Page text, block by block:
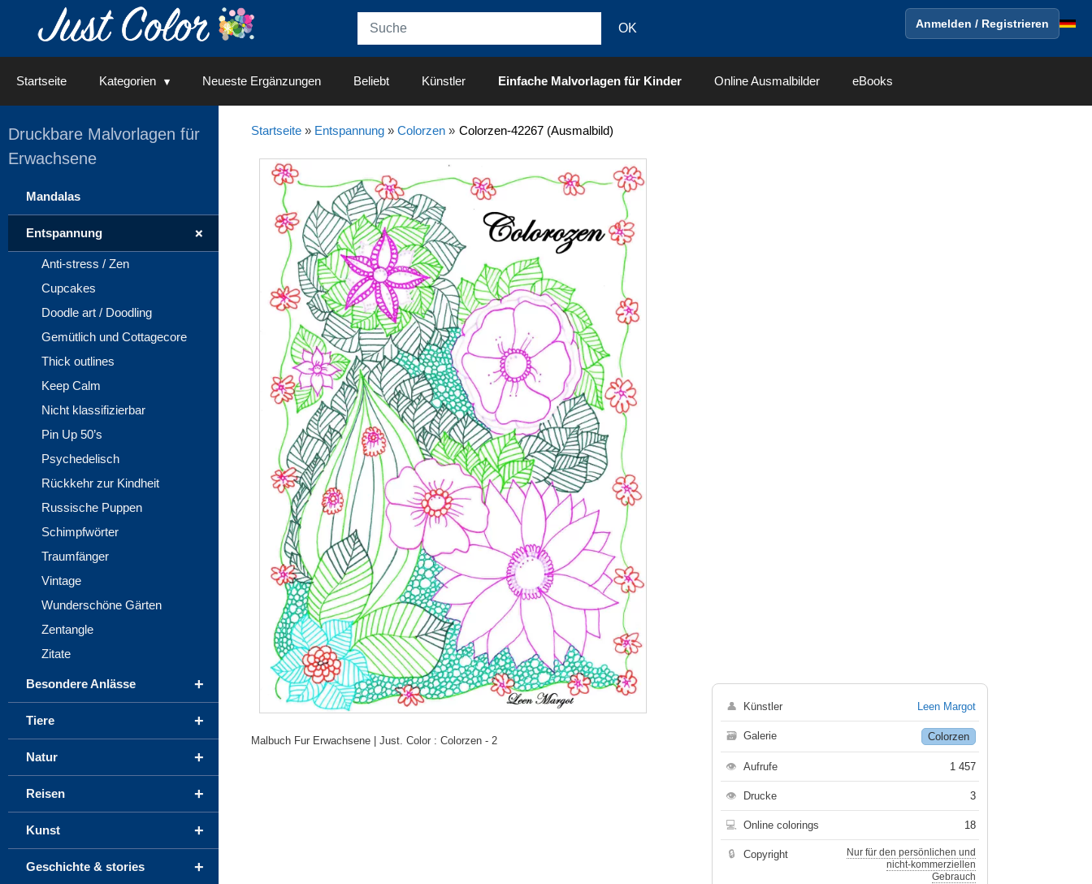
Anmelden / Registrieren
Startseite Kategorien Neueste Ergänzungen Beliebt Künstler Einfache Malvorlagen für Kinder Online Ausmalbilder eBooks
Startseite» Entspannung» Colorzen» Colorzen-42267 (Ausmalbild)
Malbuch Fur Erwachsene | Just. Color : Colorzen - 2
👤 Künstler Leen Margot
🗃 Galerie Colorzen
👁 Aufrufe 1 457
👁 Drucke 3
💻 Online colorings 18
🔒 Copyright
Nur für den persönlichen und
nicht-kommerziellen
Gebrauch
Druckbare Malvorlagen für
Erwachsene
Mandalas
+
Entspannung
Anti-stress / Zen
Cupcakes
Doodle art / Doodling
Gemütlich und Cottagecore
Thick outlines
Keep Calm
Nicht klassifizierbar
Pin Up 50’s
Psychedelisch
Rückkehr zur Kindheit
Russische Puppen
Schimpfwörter
Traumfänger
Vintage
Wunderschöne Gärten
Zentangle
Zitate
+
Besondere Anlässe
+
Tiere
+
Natur
+
Reisen
+
Kunst
+
Geschichte & stories